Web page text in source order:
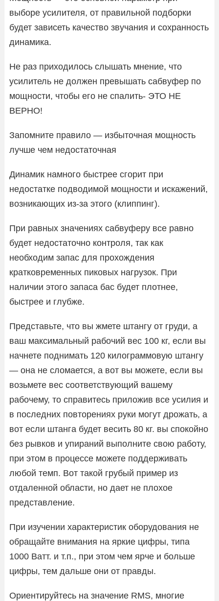
выборе усилителя, от правильной подборки
будет зависеть качество звучания и сохранность
динамика.
Не раз приходилось слышать мнение, что
усилитель не должен превышать сабвуфер по
мощности, чтобы его не спалить- ЭТО НЕ
ВЕРНО!
Запомните правило — избыточная мощность
лучше чем недостаточная
Динамик намного быстрее сгорит при
недостатке подводимой мощности и искажений,
возникающих из-за этого (клиппинг).
При равных значениях сабвуферу все равно
будет недостаточно контроля, так как
необходим запас для прохождения
кратковременных пиковых нагрузок. При
наличии этого запаса бас будет плотнее,
быстрее и глубже.
Представьте, что вы жмете штангу от груди, а
ваш максимальный рабочий вес 100 кг, если вы
начнете поднимать 120 килограммовую штангу
— она не сломается, а вот вы можете, если вы
возьмете вес соответствующий вашему
рабочему, то справитесь приложив все усилия и
в последних повторениях руки могут дрожать, а
вот если штанга будет весить 80 кг. вы спокойно
без рывков и упираний выполните свою работу,
при этом в процессе можете поддерживать
любой темп. Вот такой грубый пример из
отдаленной области, но дает не плохое
представление.
При изучении характеристик оборудования не
обращайте внимания на яркие цифры, типа
1000 Ватт. и т.п., при этом чем ярче и больше
цифры, тем дальше они от правды.
Ориентируйтесь на значение RMS, многие